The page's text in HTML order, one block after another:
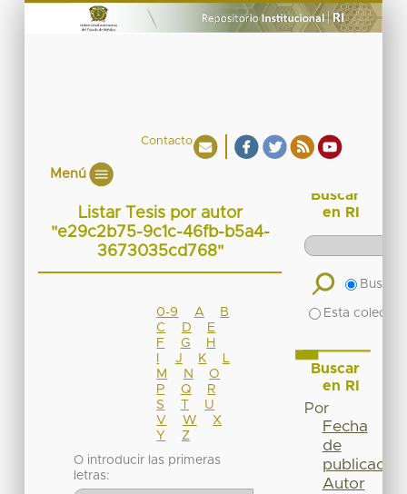
Contacto
Menú
Listar Tesis por autor
"e29c2b75-9c1c-46fb-b5a4-
3673035cd768"
0-9 A
B
C
D
E
F
G
H
J K
M
N
O
P
Q
R
S
T
U
V
W
X
Y
Z
O introducir las primeras
letras:
Buscar
en RI
Buscar
Esta
Buscar
en RI
Por
Fecha
de
publicación
Autor